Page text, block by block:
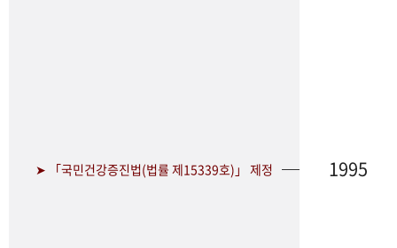
➤ 「국민건강증진법(법률 제15339호)」 제정 1995